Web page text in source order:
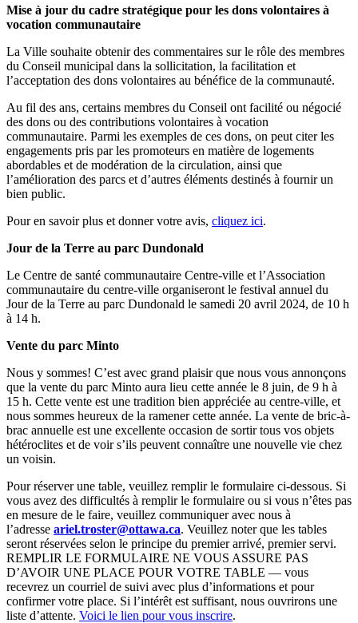
Mise à jour du cadre stratégique pour les dons volontaires à
vocation communautaire
La Ville souhaite obtenir des commentaires sur le rôle des membres
du Conseil municipal dans la sollicitation, la facilitation et
l’acceptation des dons volontaires au bénéfice de la communauté.
Au fil des ans, certains membres du Conseil ont facilité ou négocié
des dons ou des contributions volontaires à vocation
communautaire. Parmi les exemples de ces dons, on peut citer les
engagements pris par les promoteurs en matière de logements
abordables et de modération de la circulation, ainsi que
l’amélioration des parcs et d’autres éléments destinés à fournir un
bien public.
Pour en savoir plus et donner votre avis, cliquez ici.
Jour de la Terre au parc Dundonald
Le Centre de santé communautaire Centre-ville et l’Association
communautaire du centre-ville organiseront le festival annuel du
Jour de la Terre au parc Dundonald le samedi 20 avril 2024, de 10 h
à 14 h.
Vente du parc Minto
Nous y sommes! C’est avec grand plaisir que nous vous annonçons
que la vente du parc Minto aura lieu cette année le 8 juin, de 9 h à
15 h. Cette vente est une tradition bien appréciée au centre-ville, et
nous sommes heureux de la ramener cette année. La vente de bric-à-
brac annuelle est une excellente occasion de sortir tous vos objets
hétéroclites et de voir s’ils peuvent connaître une nouvelle vie chez
un voisin.
Pour réserver une table, veuillez remplir le formulaire ci-dessous. Si
vous avez des difficultés à remplir le formulaire ou si vous n’êtes pas
en mesure de le faire, veuillez communiquer avec nous à
l’adresse ariel.troster@ottawa.ca. Veuillez noter que les tables
seront réservées selon le principe du premier arrivé, premier servi.
REMPLIR LE FORMULAIRE NE VOUS ASSURE PAS
D’AVOIR UNE PLACE POUR VOTRE TABLE — vous
recevrez un courriel de suivi avec plus d’informations et pour
confirmer votre place. Si l’intérêt est suffisant, nous ouvrirons une
liste d’attente. Voici le lien pour vous inscrire.